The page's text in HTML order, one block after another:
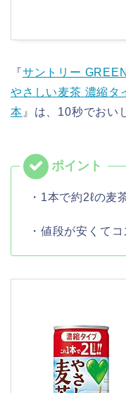
『サントリー
やさしい麦茶 濃縮タ
本 』は、10秒でおい
・1本で約2ℓの麦
・値段が安くてコ